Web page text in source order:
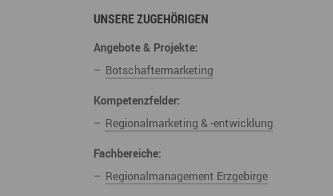
UNSERE ZUGEHÖRIGEN
Angebote & Projekte:
Botschaftermarketing
Kompetenzfelder:
Regionalmarketing & -entwicklung
Fachbereiche:
Regionalmanagement Erzgebirge